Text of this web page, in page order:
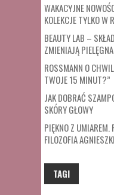
WAKACYJNE
KOLEKCJE TYLKO W
BEAUTY LAB –
ZMIENIAJĄ
ROSSMANN O
TWOJE 15 MINUT?”
JAK DOBRAĆ
SKÓRY GŁOWY
PIĘKNO Z UMIAREM.
FILOZOFIA
TAGI